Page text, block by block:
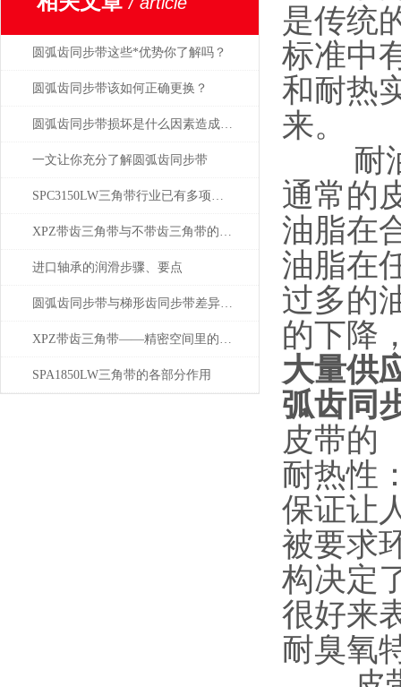
圆弧齿同步带这些*优势你了解吗？
圆弧齿同步带该如何正确更换？
圆弧齿同步带损坏是什么因素造成的？
一文让你充分了解圆弧齿同步带
SPC3150LW三角带行业已有多项国家标准
XPZ带齿三角带与不带齿三角带的比较分析
进口轴承的润滑步骤、要点
圆弧齿同步带与梯形齿同步带差异解析
XPZ带齿三角带——精密空间里的节能先锋
SPA1850LW三角带的各部分作用
是传统
标准中
和耐热
来。
耐油
通常的
油脂在
油脂在
过多的
的下降
大量供
弧齿同
皮带的
耐热性
保证让
被要求
构决定
很好来
耐臭氧